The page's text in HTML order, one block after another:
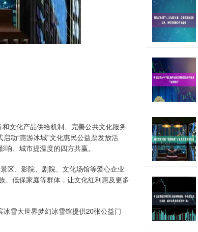
文化产品供给机制、完善公共文化服务
动“惠游冰城”文化惠民公益票发放活
、城市提温度的四方共赢。
区、影院、剧院、文化场馆等爱心企业
、低保家庭等群体，让文化红利惠及更多
雪大世界梦幻冰雪馆提供20张公益门